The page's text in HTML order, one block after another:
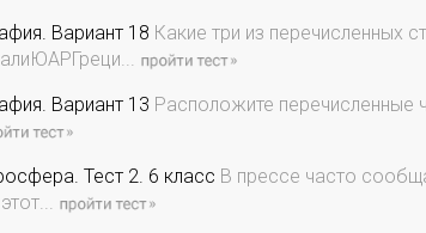
Вариант 18 Какие три из перечисленных
Вариант 13 Расположите перечисленные
Тест 2. 6 класс В прессе часто